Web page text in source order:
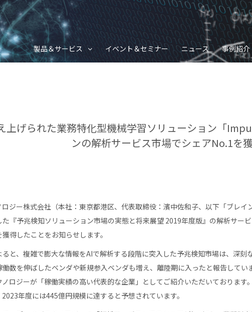
製品＆サービス イベント＆セミナー ニュース 事例紹介
上げられた業務特化型機械学習ソリューション「
ンの解析サービス市場でシェアNo.1を
ジー株式会社（本社：東京都港区、代表取締役：濱中佐和子、以下「ブレ
『予兆検知ソリューション市場の実態と将来展望 2019年度版』の解析サー
得したことをお知らせします。
と、複雑で膨大な情報をAIで解析する段階に突入した予兆検知市場は、深
数を伸ばしたベンダや新規参入ベンダも増え、離陸期に入ったと報告して
ロジーが「稼働実績の高い代表的な企業」としてご紹介いただいております
年度には445億円規模に達すると予想されています。